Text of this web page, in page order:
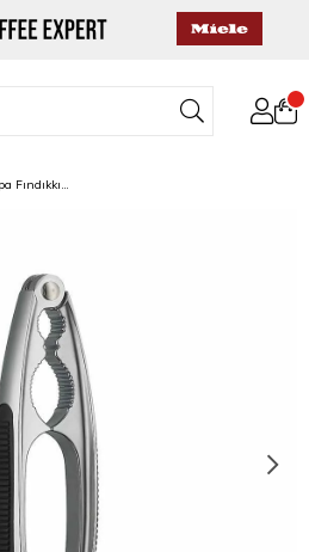
Kela Crepa Fındıkkıran